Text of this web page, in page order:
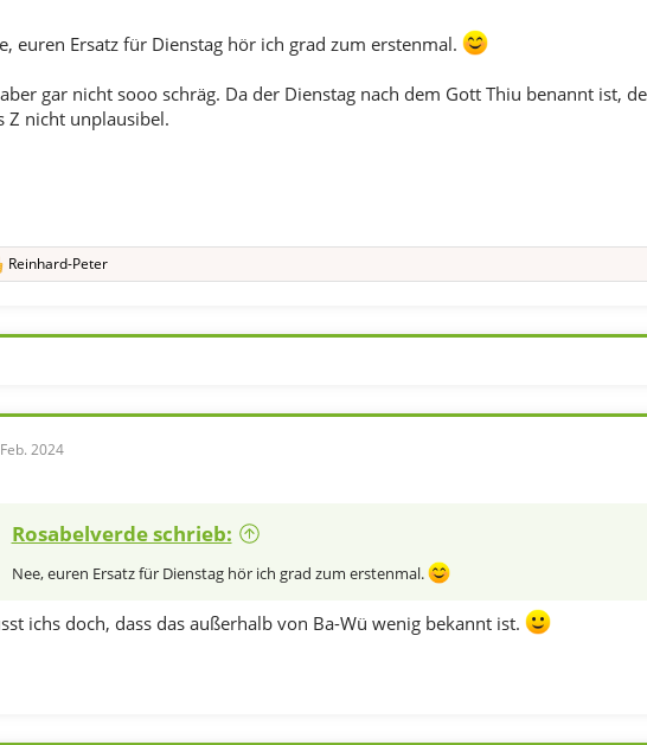
euren Ersatz für Dienstag hör ich grad zum erstenmal.
gar nicht sooo schräg. Da der Dienstag nach dem Gott Thiu benannt ist,
Z nicht unplausibel.
Reinhard-Peter
2024
Rosabelverde schrieb:
Nee, euren Ersatz für Dienstag hör ich grad zum erstenmal.
ichs doch, dass das außerhalb von Ba-Wü wenig bekannt ist.